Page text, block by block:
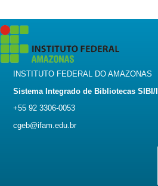
INSTITUTO FEDERAL DO AMAZONAS
Sistema Integrado de Bibliotecas SIBI/
+55 92 3306-0053
cgeb@ifam.edu.br